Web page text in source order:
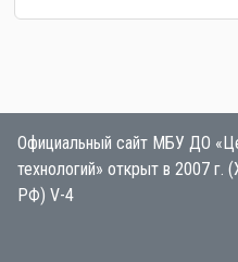
Официальный сайт МБУ ДО
технологий» открыт в 2007 г.
РФ) V-4